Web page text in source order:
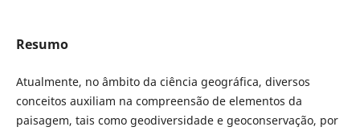
Resumo
Atualmente, no âmbito da ciência geográfica, diversos
conceitos auxiliam na compreensão de elementos da
paisagem, tais como geodiversidade e geoconservação, por